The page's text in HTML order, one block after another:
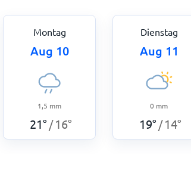
Montag
Aug 10
1,5 mm
21° / 16°
Dienstag
Aug 11
0 mm
19° / 14°